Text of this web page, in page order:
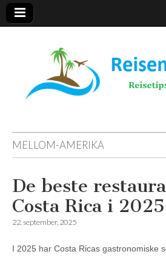
MELLOM-AMERIKA
De beste
Costa Rica i 2025
22. september, 2025
I 2025 har Costa Ricas gastronomiske